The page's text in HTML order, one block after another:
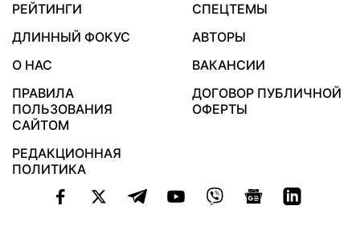
РЕЙТИНГИ
СПЕЦТЕМЫ
ДЛИННЫЙ ФОКУС
АВТОРЫ
О НАС
ВАКАНСИИ
ПРАВИЛА
ПОЛЬЗОВАНИЯ
САЙТОМ
ДОГОВОР ПУБЛИЧНОЙ
ОФЕРТЫ
РЕДАКЦИОННАЯ
ПОЛИТИКА